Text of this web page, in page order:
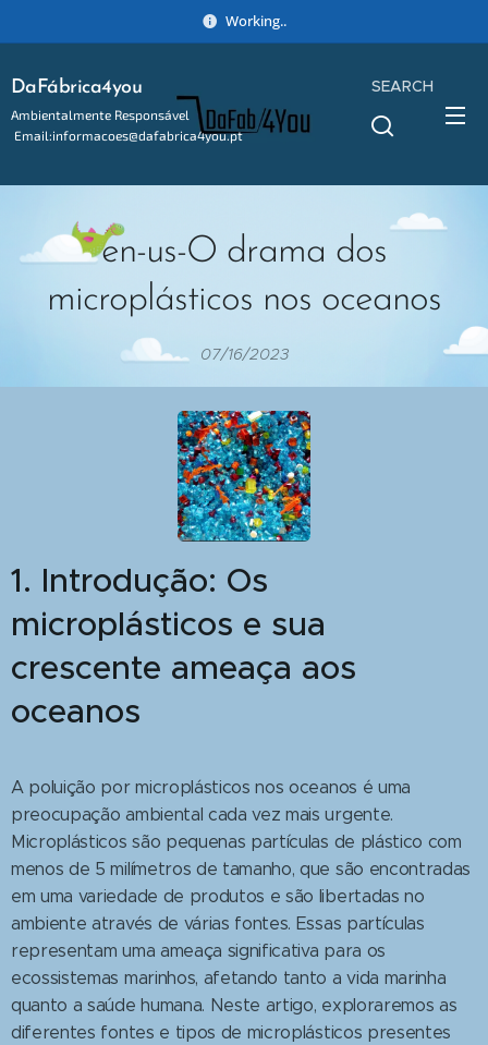
Working..
DaFábrica4you
Ambientalmente Responsável
Email:informacoes@dafabrica4you.pt
SEARCH
en-us-O drama dos
microplásticos nos oceanos
07/16/2023
1. Introdução: Os
microplásticos e sua
crescente ameaça aos
oceanos
A poluição por microplásticos nos oceanos é uma
preocupação ambiental cada vez mais urgente.
Microplásticos são pequenas partículas de plástico com
menos de 5 milímetros de tamanho, que são encontradas
em uma variedade de produtos e são libertadas no
ambiente através de várias fontes. Essas partículas
representam uma ameaça significativa para os
ecossistemas marinhos, afetando tanto a vida marinha
quanto a saúde humana. Neste artigo, exploraremos as
diferentes fontes e tipos de microplásticos presentes